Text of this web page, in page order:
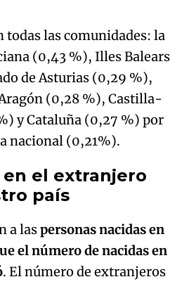
todas las comunidades: la
(0,43 %), Illes Balears
de Asturias (0,29 %),
(0,28 %), Castilla-
y Cataluña (0,27 %) por
nacional (0,21%).
en el extranjero
país
a laspersonas nacidas en
el número de nacidas en
. El número de extranjeros